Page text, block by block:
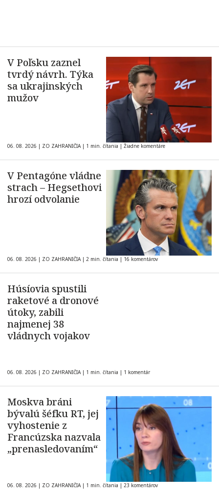
V Poľsku zaznel
tvrdý návrh. Týka
sa ukrajinských
mužov
06. 08. 2026 | ZO ZAHRANIČIA | 1 min. čítania | Žiadne komentáre
V Pentagóne vládne
strach – Hegsethovi
hrozí odvolanie
06. 08. 2026 | ZO ZAHRANIČIA | 2 min. čítania | 16 komentárov
Húsíovia spustili
raketové a dronové
útoky, zabili
najmenej 38
vládnych vojakov
06. 08. 2026 | ZO ZAHRANIČIA | 1 min. čítania | 1 komentár
Moskva bráni
bývalú šéfku RT, jej
vyhostenie z
Francúzska nazvala
„prenasledovaním“
06. 08. 2026 | ZO ZAHRANIČIA | 1 min. čítania | 23 komentárov